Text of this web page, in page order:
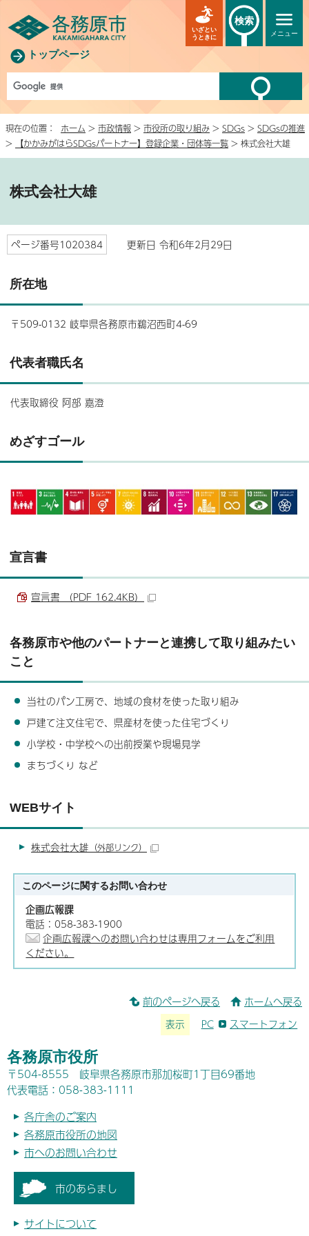
トップページ
メニュー
いざとい
うときに
検索
現在の位置： ホーム > 市政情報 > 市役所の取り組み > SDGs > SDGsの推進
>
【かかみがはらSDGsパートナー】登録企業・団体等一覧 > 株式会社大雄
株式会社大雄
ページ番号1020384 更新日 令和6年2月29日
所在地
〒509-0132 岐阜県各務原市鵜沼西町4-69
代表者職氏名
代表取締役 阿部 嘉澄
めざすゴール
宣言書
宣言書 （PDF 162.4KB）
各務原市や他のパートナーと連携して取り組みたい
こと
当社のパン工房で、地域の食材を使った取り組み
戸建て注文住宅で、県産材を使った住宅づくり
小学校・中学校への出前授業や現場見学
まちづくり など
WEBサイト
株式会社大雄 （外部リンク）
このページに関するお問い合わせ
企画広報課
電話：058-383-1900
企画広報課へのお問い合わせは専用フォームをご利用
ください。
前のページへ戻る ホームへ戻る
表示 PC スマートフォン
各務原市役所
〒504-8555 岐阜県各務原市那加桜町1丁目69番地
代表電話：058-383-1111
各庁舎のご案内
各務原市役所の地図
市へのお問い合わせ
市のあらまし
サイトについて